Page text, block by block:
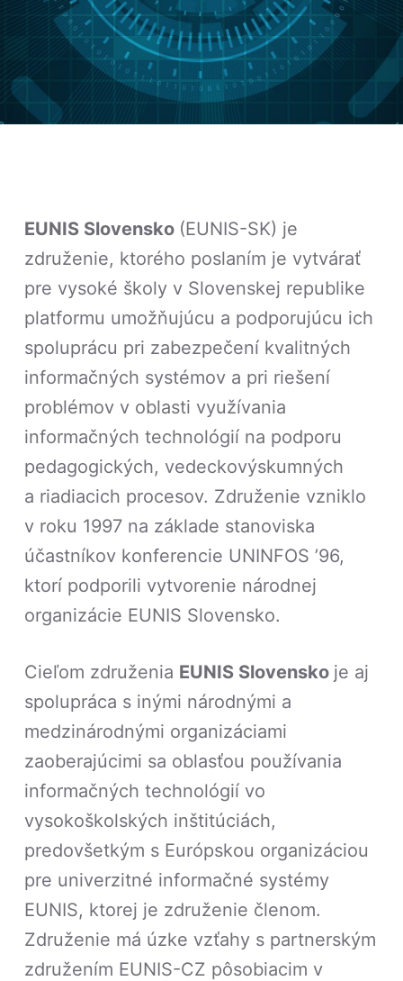
EUNIS Slovensko (EUNIS-SK) je
združenie, ktorého poslaním je vytvárať
pre vysoké školy v Slovenskej republike
platformu umožňujúcu a podporujúcu ich
spoluprácu pri zabezpečení kvalitných
informačných systémov a pri riešení
problémov v oblasti využívania
informačných technológií na podporu
pedagogických, vedeckovýskumných
a riadiacich procesov. Združenie vzniklo
v roku 1997 na základe stanoviska
účastníkov konferencie UNINFOS ’96,
ktorí podporili vytvorenie národnej
organizácie EUNIS Slovensko.
Cieľom združenia EUNIS Slovensko je aj
spolupráca s inými národnými a
medzinárodnými organizáciami
zaoberajúcimi sa oblasťou používania
informačných technológií vo
vysokoškolských inštitúciách,
predovšetkým s Európskou organizáciou
pre univerzitné informačné systémy
EUNIS, ktorej je združenie členom.
Združenie má úzke vzťahy s partnerským
združením EUNIS-CZ pôsobiacim v